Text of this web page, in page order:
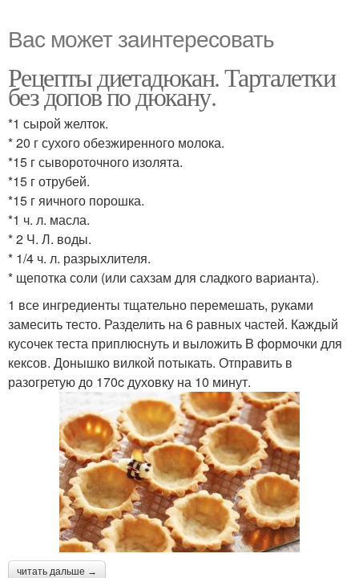
Вас может заинтересовать
Рецепты диетадюкан. Тарталетки
без допов по дюкану.
*1 сырой желток.
* 20 г сухого обезжиренного молока.
*15 г сывороточного изолята.
*15 г отрубей.
*15 г яичного порошка.
*1 ч. л. масла.
* 2 Ч. Л. воды.
* 1/4 ч. л. разрыхлителя.
* щепотка соли (или сахзам для сладкого варианта).
1 все ингредиенты тщательно перемешать, руками
замесить тесто. Разделить на 6 равных частей. Каждый
кусочек теста приплюснуть и выложить B формочки для
кексов. Донышко вилкой потыкать. Отправить в
разогретую до 170c духовку на 10 минут.
читать дальше →